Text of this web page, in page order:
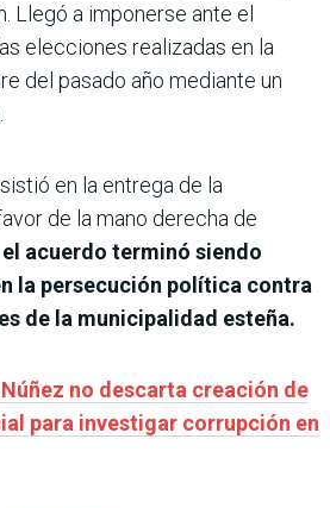
Llegó a imponerse ante el
elecciones realizadas en la
del pasado año mediante un
en la entrega de la
de la mano derecha de
acuerdo terminó siendo
la persecución política contra
de la municipalidad esteña.
no descarta creación de
para investigar corrupción en